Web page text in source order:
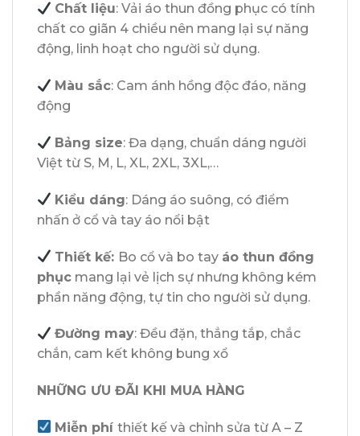
Chất liệu: Vải áo thun đồng phục có tính
chất co giãn 4 chiều nên mang lại sự năng
động, linh hoạt cho người sử dụng.
Màu sắc: Cam ánh hồng độc đáo, năng
động
Bảng size: Đa dạng, chuẩn dáng người
Việt từ S, M, L, XL, 2XL, 3XL,…
Kiểu dáng: Dáng áo suông, có điểm
nhấn ở cổ và tay áo nổi bật
Thiết kế: Bo cổ và bo tay áo thun đồng
phục mang lại vẻ lịch sự nhưng không kém
phần năng động, tự tin cho người sử dụng.
Đường may: Đều đặn, thẳng tắp, chắc
chắn, cam kết không bung xổ
NHỮNG ƯU ĐÃI KHI MUA HÀNG
Miễn phíthiết kế và chỉnh sửa từ A – Z